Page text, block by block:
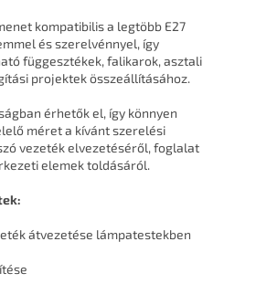
kompatibilis a legtöbb E27
és szerelvénnyel, így
függesztékek, falikarok, asztali
projektek összeállításához.
érhetők el, így könnyen
méret a kívánt szerelési
vezeték elvezetéséről, foglalat
elemek toldásáról.
átvezetése lámpatestekben